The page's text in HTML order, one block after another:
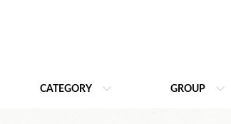
CATEGORY GROUP